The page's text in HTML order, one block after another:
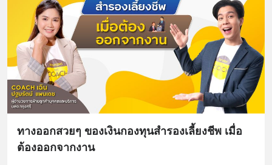
ทางออกสวยๆ ของเงินกองทุนสำรองเลี้ยงชีพ เมื่อ
ต้องออกจากงาน